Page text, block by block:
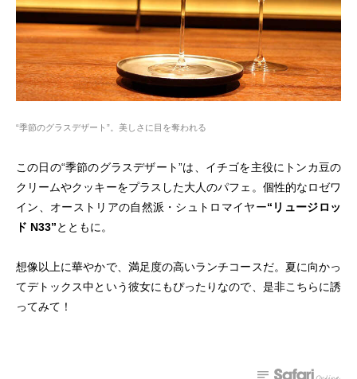
“季節のグラスデザート”。美しさに目を奪われる
この日の“季節のグラスデザート”は、イチゴを主役にトンカ豆の
クリームやクッキーをプラスした大人のパフェ。個性的なロゼワ
イン、オーストリアの自然派・シュトロマイヤー“リュージロッ
ド N33”とともに。
想像以上に華やかで、満足度の高いランチコースだ。夏に向かっ
てデトックス中という彼女にもぴったりなので、是非こちらに誘
ってみて！